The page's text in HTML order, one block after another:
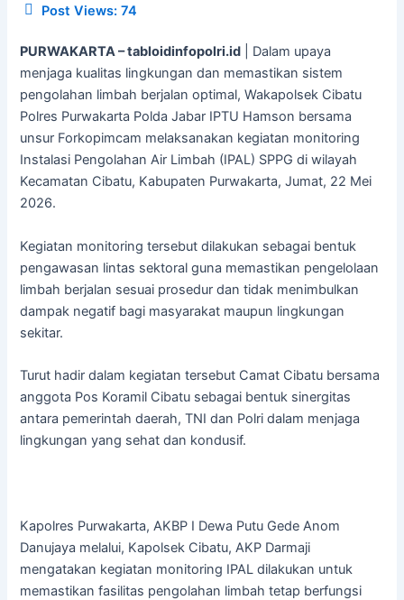
Post Views: 74
PURWAKARTA – tabloidinfopolri.id | Dalam upaya
menjaga kualitas lingkungan dan memastikan sistem
pengolahan limbah berjalan optimal, Wakapolsek Cibatu
Polres Purwakarta Polda Jabar IPTU Hamson bersama
unsur Forkopimcam melaksanakan kegiatan monitoring
Instalasi Pengolahan Air Limbah (IPAL) SPPG di wilayah
Kecamatan Cibatu, Kabupaten Purwakarta, Jumat, 22 Mei
2026.
Kegiatan monitoring tersebut dilakukan sebagai bentuk
pengawasan lintas sektoral guna memastikan pengelolaan
limbah berjalan sesuai prosedur dan tidak menimbulkan
dampak negatif bagi masyarakat maupun lingkungan
sekitar.
Turut hadir dalam kegiatan tersebut Camat Cibatu bersama
anggota Pos Koramil Cibatu sebagai bentuk sinergitas
antara pemerintah daerah, TNI dan Polri dalam menjaga
lingkungan yang sehat dan kondusif.
Kapolres Purwakarta, AKBP I Dewa Putu Gede Anom
Danujaya melalui, Kapolsek Cibatu, AKP Darmaji
mengatakan kegiatan monitoring IPAL dilakukan untuk
memastikan fasilitas pengolahan limbah tetap berfungsi